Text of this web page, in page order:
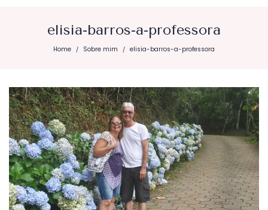
elisia-barros-a-professora
Home / Sobre mim / elisia-barros-a-professora